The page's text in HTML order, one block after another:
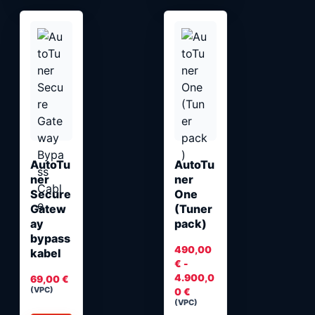
AutoTu
ner
Secure
Gatew
ay
bypass
kabel
69,00€
(VPC)
AutoTu
ner
One
(Tuner
pack)
490,00
€ -
4.900,0
0€
cijena:
(VPC)
Ovaj
proizvod
ima
više
varijanti.
Opcije
se
mogu
odabrati
na
stranici
proizvoda